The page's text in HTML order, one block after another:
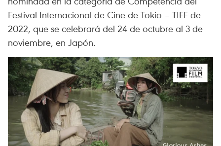
Festival Internacional de Cine de Tokio – TIFF de
2022, que se celebrará del 24 de octubre al 3 de
noviembre, en Japón.